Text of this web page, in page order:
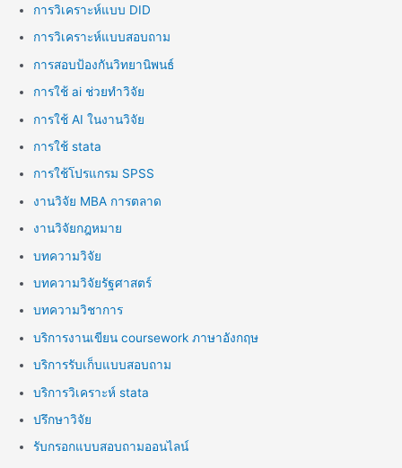
การวิเคราะห์แบบ DID
การวิเคราะห์แบบสอบถาม
การสอบป้องกันวิทยานิพนธ์
การใช้ ai ช่วยทำวิจัย
การใช้ AI ในงานวิจัย
การใช้ stata
การใช้โปรแกรม SPSS
งานวิจัย MBA การตลาด
งานวิจัยกฎหมาย
บทความวิจัย
บทความวิจัยรัฐศาสตร์
บทความวิชาการ
บริการงานเขียน coursework ภาษาอังกฤษ
บริการรับเก็บแบบสอบถาม
บริการวิเคราะห์ stata
ปรึกษาวิจัย
รับกรอกแบบสอบถามออนไลน์